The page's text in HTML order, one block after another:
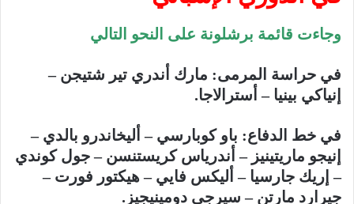
وجاءت قائمة برشلونة على النحو التالي
في حراسة المرمى: مارك أندري تير شتيجن –
إنياكي بينيا – أسترالاجا.
في خط الدفاع: باو كوبارسي – أليخاندرو بالدي –
إنيجو ماريتينيز – أندرياس كريستنسن – جول كوندي
– إريك جارسيا – أليكس فايي – هيكتور فورت –
جيرارد مارتن – سيرجي دومينيجيز.